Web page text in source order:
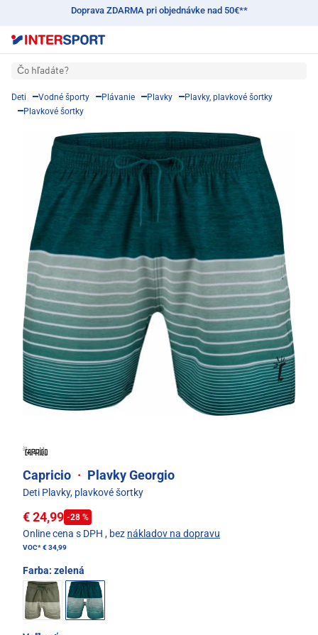
Doprava ZDARMA pri objednávke nad 50€**
Čo hľadáte?
Deti Vodné športy Plávanie Plavky
Plavky, plavkové šortky
Plavkové šortky
Capricio · Plavky Georgio
Deti Plavky, plavkové šortky
€ 24,99 -28 %
Online cena s DPH , bez nákladov na dopravu
VOC*€ 34,99
Farba: zelená